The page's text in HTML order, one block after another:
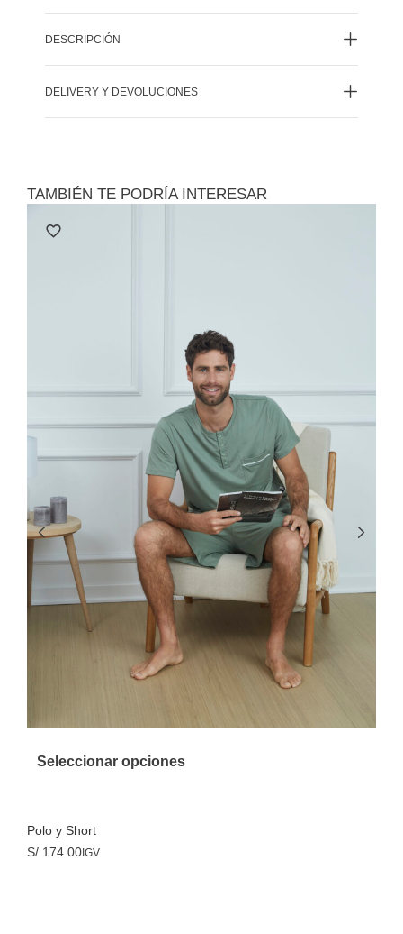
DESCRIPCIÓN
DELIVERY Y DEVOLUCIONES
TAMBIÉN TE PODRÍA INTERESAR
Seleccionar opciones
Polo y Short
S/ 174.00 IGV